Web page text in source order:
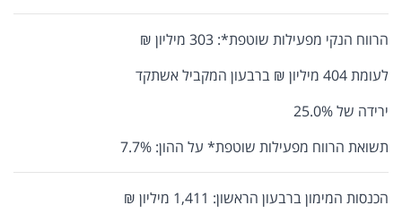
הרווח הנקי מפעילות שוטפת*: 303 מיליון ₪
לעומת 404 מיליון ₪ ברבעון המקביל אשתקד
ירידה של 25.0%
תשואת הרווח מפעילות שוטפת* על ההון: 7.7%
הכנסות המימון ברבעון הראשון: 1,411 מיליון ₪